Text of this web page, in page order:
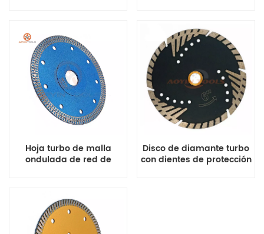
Hoja turbo de malla
ondulada de red de
Disco de diamante turbo
con dientes de protección